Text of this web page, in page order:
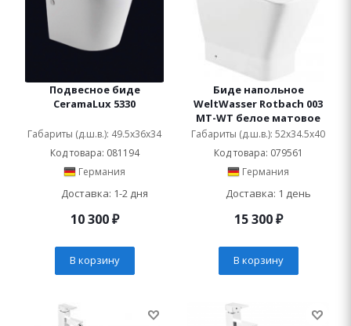
Подвесное биде
CeramaLux 5330
Габариты (д.ш.в.): 49.5x36x34
Код товара: 081194
Германия
Доставка: 1-2 дня
10 300₽
В корзину
Биде напольное
WeltWasser Rotbach 003
MT-WT белое матовое
Габариты (д.ш.в.): 52x34.5x40
Код товара: 079561
Германия
Доставка: 1 день
15 300₽
В корзину